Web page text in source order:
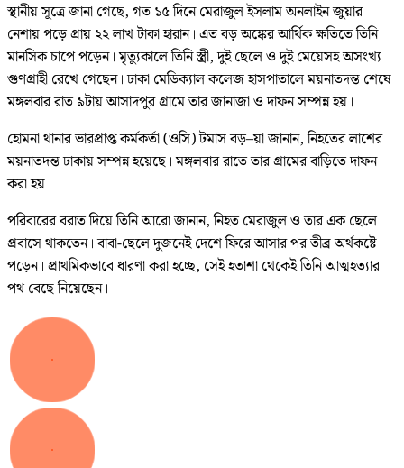
স্থানীয় সূত্রে জানা গেছে, গত ১৫ দিনে মেরাজুল ইসলাম অনলাইন জুয়ার
নেশায় পড়ে প্রায় ২২ লাখ টাকা হারান। এত বড় অঙ্কের আর্থিক ক্ষতিতে তিনি
মানসিক চাপে পড়েন। মৃত্যুকালে তিনি স্ত্রী, দুই ছেলে ও দুই মেয়েসহ অসংখ্য
গুণগ্রাহী রেখে গেছেন। ঢাকা মেডিক্যাল কলেজ হাসপাতালে ময়নাতদন্ত শেষে
মঙ্গলবার রাত ৯টায় আসাদপুর গ্রামে তার জানাজা ও দাফন সম্পন্ন হয়।
হোমনা থানার ভারপ্রাপ্ত কর্মকর্তা (ওসি) টমাস বড়–য়া জানান, নিহতের লাশের
ময়নাতদন্ত ঢাকায় সম্পন্ন হয়েছে। মঙ্গলবার রাতে তার গ্রামের বাড়িতে দাফন
করা হয়।
পরিবারের বরাত দিয়ে তিনি আরো জানান, নিহত মেরাজুল ও তার এক ছেলে
প্রবাসে থাকতেন। বাবা-ছেলে দুজনেই দেশে ফিরে আসার পর তীব্র অর্থকষ্টে
পড়েন। প্রাথমিকভাবে ধারণা করা হচ্ছে, সেই হতাশা থেকেই তিনি আত্মহত্যার
পথ বেছে নিয়েছেন।